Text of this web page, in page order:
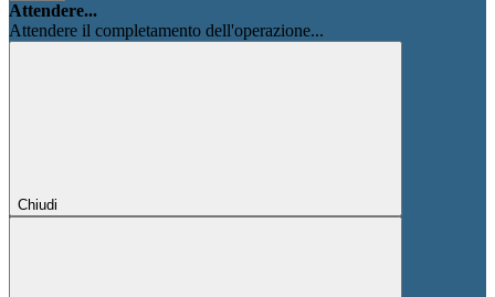
Attendere...
Attendere il completamento dell'operazione...
Chiudi